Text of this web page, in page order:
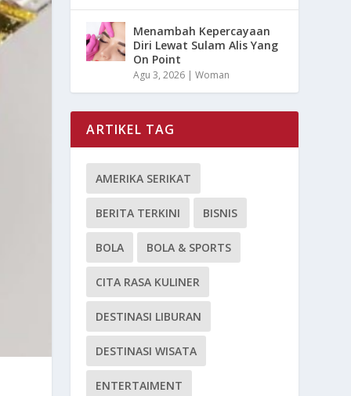
Menambah Kepercayaan
Diri Lewat Sulam Alis Yang
On Point
Agu 3, 2026 |Woman
ARTIKEL TAG
AMERIKA SERIKAT
BERITA TERKINI BISNIS
BOLA BOLA & SPORTS
CITA RASA KULINER
DESTINASI LIBURAN
DESTINASI WISATA
ENTERTAIMENT